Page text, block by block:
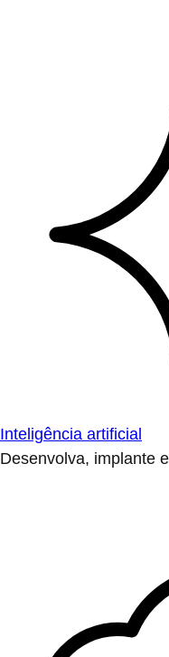
Inteligência artificial
Desenvolva, implante